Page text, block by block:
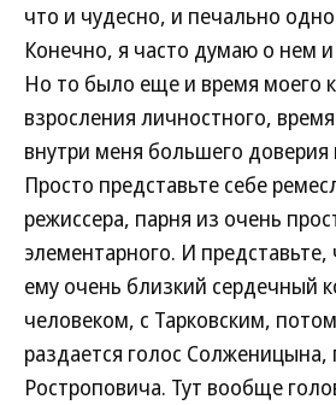
что и чудесно, и печально
Конечно, я часто думаю о нем
Но то было еще и время моего
взросления личностного,
внутри меня большего доверия
Просто представьте себе
режиссера, парня из очень
элементарного. И представьте,
ему очень близкий сердечный
человеком, с Тарковским,
раздается голос Солженицына,
Ростроповича. Тут вообще